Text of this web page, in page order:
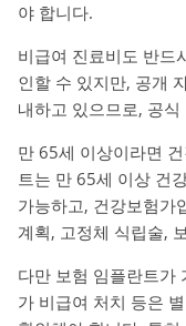
야 합니다.
비급여 진료비도 반드
인할 수 있지만, 공개
내하고 있으므로, 공
만 65세 이상이라면
트는 만 65세 이상 건
가능하고, 건강보험가
계획, 고정체 식립술,
다만 보험 임플란트가
가 비급여 처치 등은